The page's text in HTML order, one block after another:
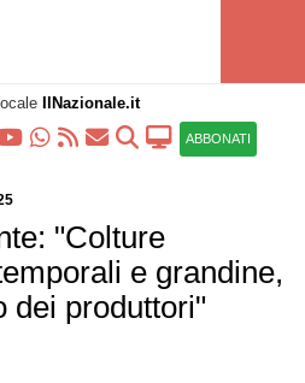
IlNazionale.it
ABBONATI
"Colture
e grandine,
dei produttori"